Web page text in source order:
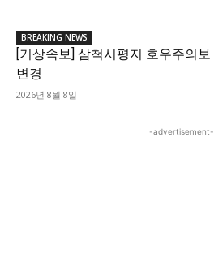
BREAKING NEWS
[기상속보] 삼척시평지 호우주의보
변경
2026년 8월 8일
-advertisement-